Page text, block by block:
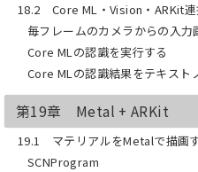
18.2 Core ML・Vision・ARKit連
毎フレームのカメラからの入力
Core MLの認識を実行する
Core MLの認識結果をテキスト
第19章 Metal + ARKit
19.1 マテリアルをMetalで描画
SCNProgram